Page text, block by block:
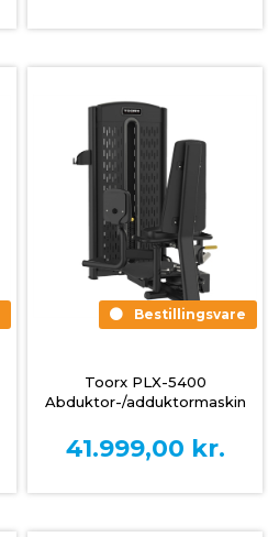
Bestillingsvare
Toorx PLX-5400
Abduktor-/adduktormaskin
41.999,00 kr.